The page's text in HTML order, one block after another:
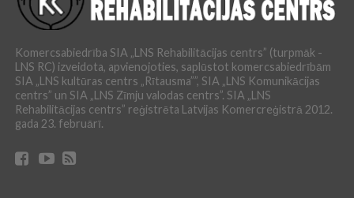
Komercsabiedrība SIA „LNS Rehabilitācijas centrs” (turpmāk -
LNS RC) izveidota, apvienojoties, saplūstot komercsabiedrībām
SIA „LNS kultūras centrs „Rītausma””, SIA „LNS Komunikācijas
centrs” un SIA „LNS Zīmju valodas centrs”. SIA „LNS
Rehabilitācijas centrs” reģistrēta Latvijas Komercreģistrā 2012.
gada 23. februārī.